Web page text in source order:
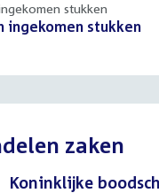
stukken
ingekomen stukken
zaken
Koninklijke